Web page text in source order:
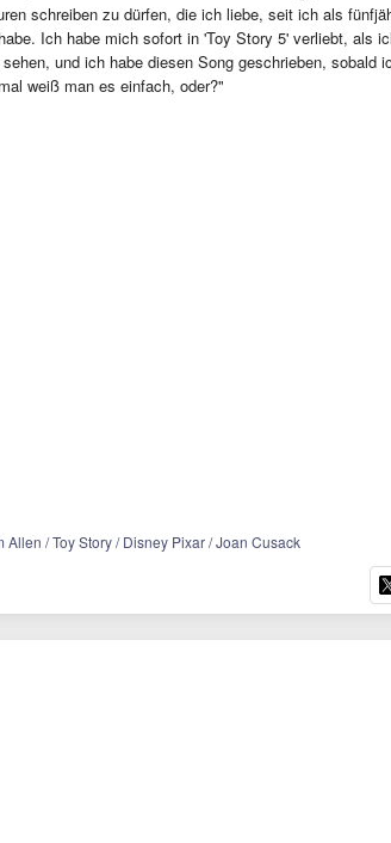
schreiben zu dürfen, die ich liebe, seit ich als
Ich habe mich sofort in 'Toy Story 5' verliebt, als
und ich habe diesen Song geschrieben, sobald
weiß man es einfach, oder?"
Allen / Toy Story / Disney Pixar / Joan Cusack